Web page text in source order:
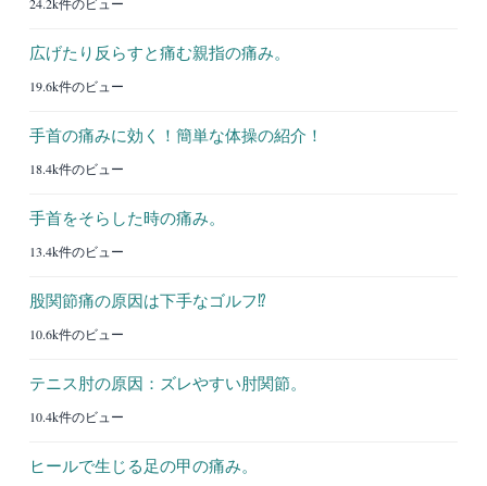
24.2k件のビュー
広げたり反らすと痛む親指の痛み。
19.6k件のビュー
手首の痛みに効く！簡単な体操の紹介！
18.4k件のビュー
手首をそらした時の痛み。
13.4k件のビュー
股関節痛の原因は下手なゴルフ⁉︎
10.6k件のビュー
テニス肘の原因：ズレやすい肘関節。
10.4k件のビュー
ヒールで生じる足の甲の痛み。